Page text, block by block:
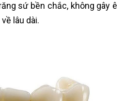
sứ bền chắc, không gây ê
lâu dài.